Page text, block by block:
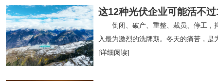
这12种光伏企业可能活不
倒闭、破产、重整、裁员、停工，
入最为激烈的洗牌期。冬天的痛苦，
[详细阅读]